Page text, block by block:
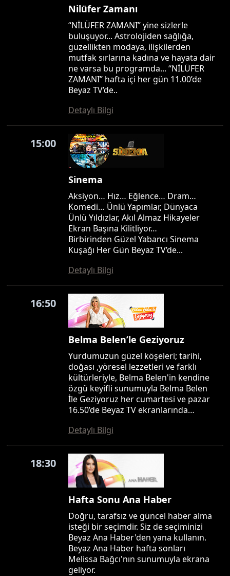
Nilüfer Zamanı
“NİLÜFER ZAMANI” yine sizlerle
buluşuyor... Astrolojiden sağlığa,
güzellikten modaya, ilişkilerden
mutfak sırlarına kadına ve hayata dair
ne varsa bu programda... “NİLÜFER
ZAMANI” hafta içi her gün 11.00’de
Beyaz TV’de..
Detaylı Bilgi
15:00
Sinema
Aksiyon… Hız… Eğlence… Dram…
Komedi… Ünlü Yapımlar, Dünyaca
Ünlü Yıldızlar, Akıl Almaz Hikayeler
Ekran Başına Kilitliyor…
Birbirinden Güzel Yabancı Sinema
Kuşağı Her Gün Beyaz TV’de...
Detaylı Bilgi
16:50
Belma Belen’le Geziyoruz
Yurdumuzun güzel köşeleri; tarihi,
doğası ,yöresel lezzetleri ve farklı
kültürleriyle, Belma Belen'in kendine
özgü keyifli sunumuyla Belma Belen
İle Geziyoruz her cumartesi ve pazar
16.50’de Beyaz TV ekranlarında…
Detaylı Bilgi
18:30
Hafta Sonu Ana Haber
Doğru, tarafsız ve güncel haber alma
isteği bir seçimdir. Siz de seçiminizi
Beyaz Ana Haber'den yana kullanın.
Beyaz Ana Haber hafta sonları
Melissa Bağcı'nın sunumuyla ekrana
geliyor.